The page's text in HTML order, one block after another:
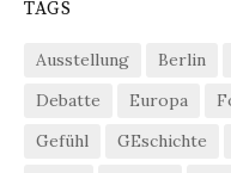
TAGS
Ausstellung Berlin
Debatte
Europa
Gefühl
GEschichte